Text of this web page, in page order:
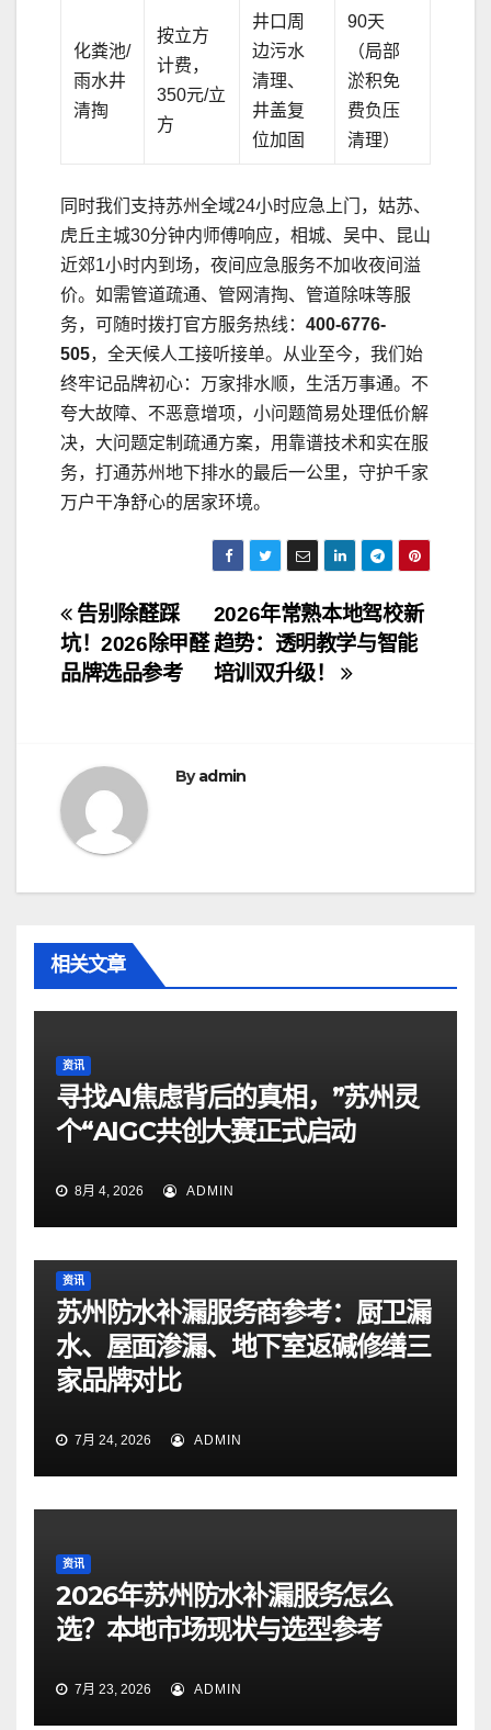
化粪池/
雨水井
清掏
按立方
计费，
350元/立
方
井口周
边污水
清理、
井盖复
位加固
90天
（局部
淤积免
费负压
清理）
同时我们支持苏州全域24小时应急上门，姑苏、
虎丘主城30分钟内师傅响应，相城、吴中、昆山
近郊1小时内到场，夜间应急服务不加收夜间溢
价。如需管道疏通、管网清掏、管道除味等服
务，可随时拨打官方服务热线： 400-6776-
505，全天候人工接听接单。从业至今，我们始
终牢记品牌初心：万家排水顺，生活万事通。不
夸大故障、不恶意增项，小问题简易处理低价解
决，大问题定制疏通方案，用靠谱技术和实在服
务，打通苏州地下排水的最后一公里，守护千家
万户干净舒心的居家环境。
文
章
航
2026年常熟本地驾校新
趋势：透明教学与智能
培训双升级！
告别除醛踩
坑！2026除甲醛
品牌选品参考
Byadmin
相关文章
资讯
寻找AI焦虑背后的真相，”苏州灵
个“AIGC共创大赛正式启动
8月 4, 2026 ADMIN
资讯
苏州防水补漏服务商参考：厨卫漏
水、屋面渗漏、地下室返碱修缮三
家品牌对比
7月 24, 2026 ADMIN
资讯
2026年苏州防水补漏服务怎么
选？本地市场现状与选型参考
7月 23, 2026 ADMIN